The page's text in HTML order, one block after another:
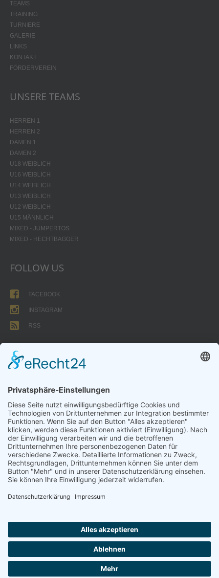
TEAMS
TRAINING
TURNIERE
GALERIE
LINKS
KONTAKT
FÖRDERVEREIN
UNSERE TEAMS
HERREN 1
HERREN 2
DAMEN 1
DAMEN 2
U18 WEIBLICH
U16 WEIBLICH
U14 WEIBLICH
U13 WEIBLICH
U12 WEIBLICH
U15 MÄNNLICH
MIXED - JUMPERTOS
MIXED - HECHTBAGGER
FOLLOW US
FACEBOOK
INSTAGRAM
RSS
FORMULARE
Abteilungsbeitrag aktive Spieler:
Jugendliche unter 18: 25 EUR
Erwachsene: 50 EUR
UMMELDEANTRAG
ÜBUNGSLEITERZUWENDUNGEN
INTERNE DOKUMENTE
Impressum
Datenschutz